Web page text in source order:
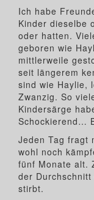
Ich habe
Kinder dieselbe
oder hatten.
geboren wie
mittlerweile
seit längerem
sind wie Haylie,
Zwanzig. So
Kindersärge
Schockierend…
Jeden Tag fragt
wohl noch
fünf Monate alt.
der
stirbt.